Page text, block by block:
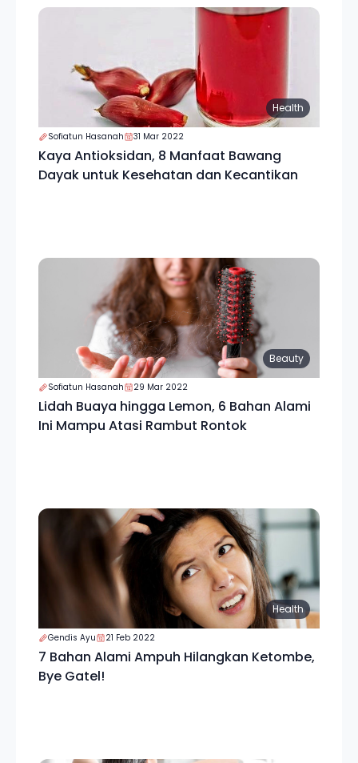
Health
Sofiatun Hasanah 31 Mar 2022
Kaya Antioksidan, 8 Manfaat Bawang
Dayak untuk Kesehatan dan Kecantikan
Beauty
Sofiatun Hasanah 29 Mar 2022
Lidah Buaya hingga Lemon, 6 Bahan Alami
Ini Mampu Atasi Rambut Rontok
Health
Gendis Ayu 21 Feb 2022
7 Bahan Alami Ampuh Hilangkan Ketombe,
Bye Gatel!